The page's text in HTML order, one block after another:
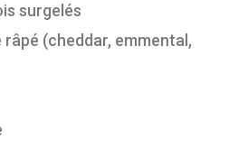
surgelés
(cheddar, emmental,